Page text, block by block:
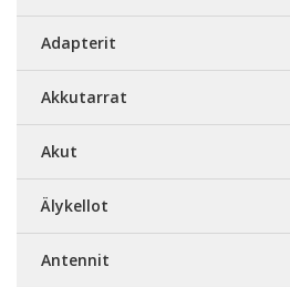
Adapterit
Akkutarrat
Akut
Älykellot
Antennit